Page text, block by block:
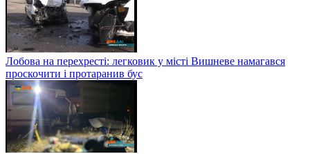
Лобова на перехресті: легковик у місті Вишневе намагався
проскочити і протаранив бус